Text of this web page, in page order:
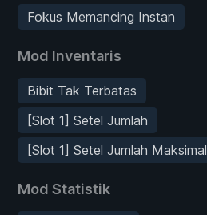
Fokus Memancing Instan
Mod Inventaris
Bibit Tak Terbatas
[Slot 1] Setel Jumlah
[Slot 1] Setel Jumlah Maksimal
Mod Statistik